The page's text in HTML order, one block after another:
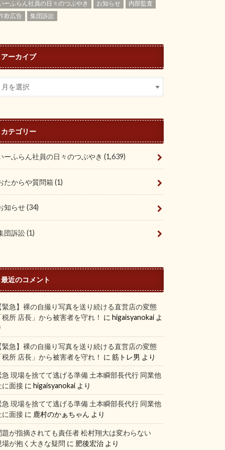
ーふらん社員の日々のつぶやき お知らせ
内部監査
欺広告
集団訴訟
アーカイブ
カテゴリー
ーふらん社員の日々のつぶやき(1,639)
たからや質問箱(1)
知らせ(34)
団訴訟(1)
最近のコメント
緊急】裸の自撮り写真を送り続ける直営店の変態
税所 店長」から被害者を守れ！ に higaisyanokai よ
緊急】裸の自撮り写真を送り続ける直営店の変態
税所 店長」から被害者を守れ！ に 筋トレ男 より
急 現場を捨てて逃げる準備 土本瞬部長代行 同業他
に面接 に higaisyanokai より
急 現場を捨てて逃げる準備 土本瞬部長代行 同業他
に面接 に 鹿村のかぁちゃん より
題が指摘されても責任者 松村翔大は変わらない
場が抱く大きな疑問 に 肥後宏治 より